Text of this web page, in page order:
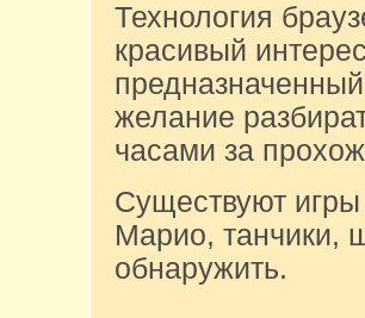
Технология
красивый
желание
часами за
Существуют игры
Марио, танчики,
обнаружить.